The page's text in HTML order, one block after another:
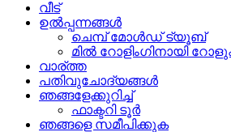
വീട്
ഉൽപ്പന്നങ്ങൾ
ചെമ്പ് മോൾഡ് ട്യൂബ്
മിൽ റോളിംഗിനായി
വാര്ത്ത
പതിവുചോദ്യങ്ങൾ
ഞങ്ങളേക്കുറിച്ച്
ഫാക്ടറി ടൂർ
ഞങ്ങളെ സമീപിക്കുക